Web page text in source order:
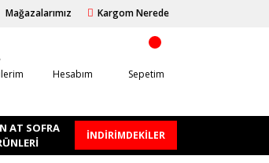
Mağazalarımız Kargom Nerede
Hesabım Sepetim
AT SOFRA
İNDİRİMDEKİLER